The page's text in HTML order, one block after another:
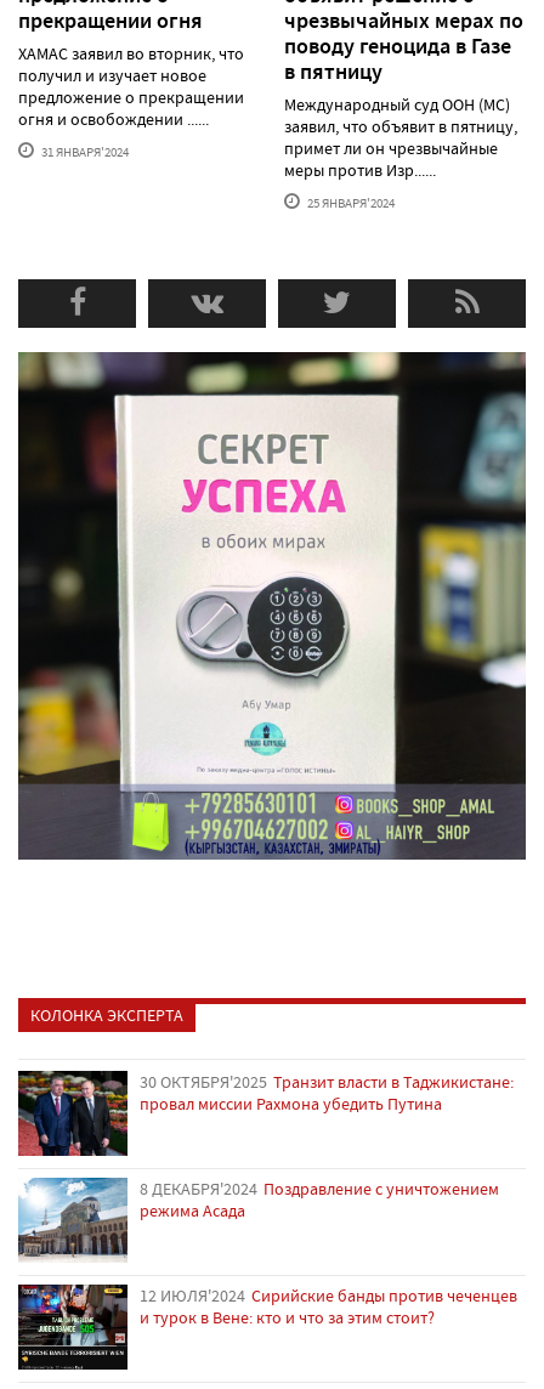
прекращении огня
ХАМАС заявил во вторник, что
получил и изучает новое
предложение о прекращении
огня и освобождении ......
31 ЯНВАРЯ'2024
чрезвычайных мерах по
поводу геноцида в Газе
в пятницу
Международный суд ООН (МС)
заявил, что объявит в пятницу,
примет ли он чрезвычайные
меры против Изр......
25 ЯНВАРЯ'2024
КОЛОНКА ЭКСПЕРТА
30 ОКТЯБРЯ'2025 Транзит власти в Таджикистане:
провал миссии Рахмона убедить Путина
8 ДЕКАБРЯ'2024 Поздравление с уничтожением
режима Асада
12 ИЮЛЯ'2024 Сирийские банды против чеченцев
и турок в Вене: кто и что за этим стоит?